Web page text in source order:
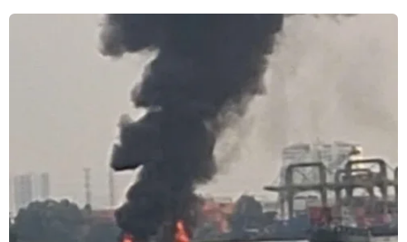
Người dân Thái Lan đeo khẩu trang để phòng chống dịch
COVID-19. (Ảnh: Ngọc Quang/TTXVN)
Nhằm hỗ trợ Thái Lan đối phó với dịch bệnh
viêm đường hô hấp cấp COVID-19, Trung Quốc